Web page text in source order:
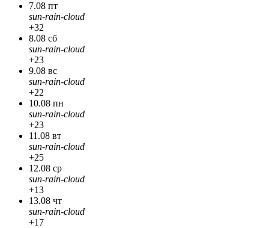
7.08 пт
sun-rain-cloud
+32
8.08 сб
sun-rain-cloud
+23
9.08 вс
sun-rain-cloud
+22
10.08 пн
sun-rain-cloud
+23
11.08 вт
sun-rain-cloud
+25
12.08 ср
sun-rain-cloud
+13
13.08 чт
sun-rain-cloud
+17